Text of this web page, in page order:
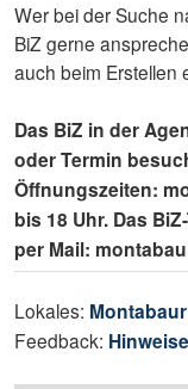
Wer bei der Suche
BiZ gerne
auch beim Erstellen
Das BiZ in der
oder Termin
Öffnungszeiten:
bis 18 Uhr. Das
per Mail:
Lokales:
Feedback: